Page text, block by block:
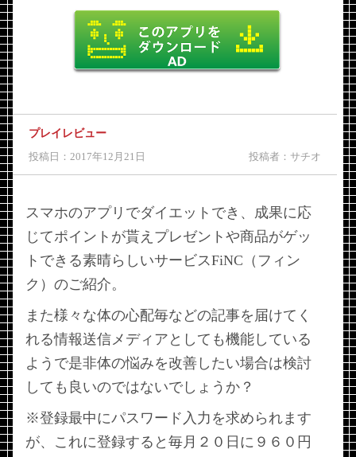
プレイレビュー
投稿日：2017年12月21日 投稿者：サチオ
スマホのアプリでダイエットでき、成果に応
じてポイントが貰えプレゼントや商品がゲッ
トできる素晴らしいサービスFiNC（フィン
ク）のご紹介。
また様々な体の心配毎などの記事を届けてく
れる情報送信メディアとしても機能している
ようで是非体の悩みを改善したい場合は検討
しても良いのではないでしょうか？
※登録最中にパスワード入力を求められます
が、これに登録すると毎月２０日に９６０円